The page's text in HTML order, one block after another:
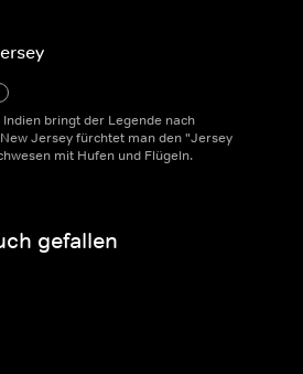
bringt der Legende nach
Jersey fürchtet man den "Jersey
mit Hufen und Flügeln.
gefallen